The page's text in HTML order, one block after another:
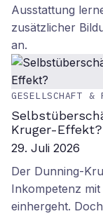
Ausstattung
zusätzlicher
an.
GESELLSCHAFT &
Kruger-Effekt?
29. Juli 2026
Der Dunning-
Inkompetenz
einhergeht.